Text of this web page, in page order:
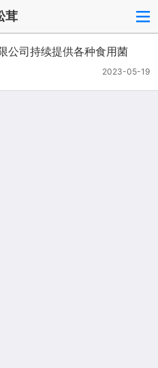
茸
公司持续提供各种食用菌
2023-05-19